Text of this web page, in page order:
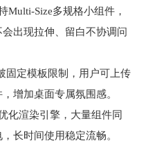
Multi-Size多规格小组件，
出现拉伸、留白不协调问
固定模板限制，用户可上传
增加桌面专属氛围感。
化渲染引擎，大量组件同
长时间使用稳定流畅。